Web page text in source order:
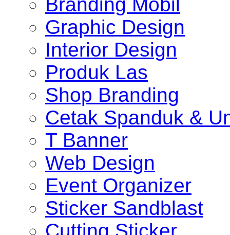
Graphic Design
Interior Design
Produk Las
Shop Branding
Cetak Spanduk &
T Banner
Web Design
Event Organizer
Sticker Sandblast